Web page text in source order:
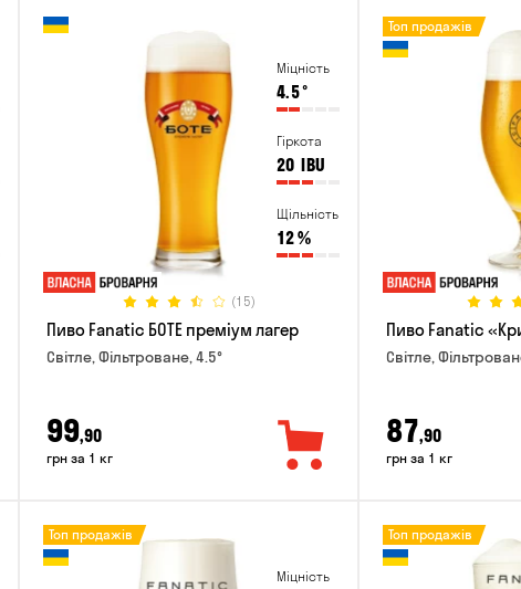
Міцність
4.5°
Гіркота
20 IBU
Щільність
12%
(15)
Пиво Fanatic БОТЕ преміум лагер
Світле, Фільтроване, 4.5°
99,90
грн за 1 кг
Топ продажів
Пиво Fanatic
Світле,
87,90
грн за 1 кг
Міцність
Топ продажів Топ продажів